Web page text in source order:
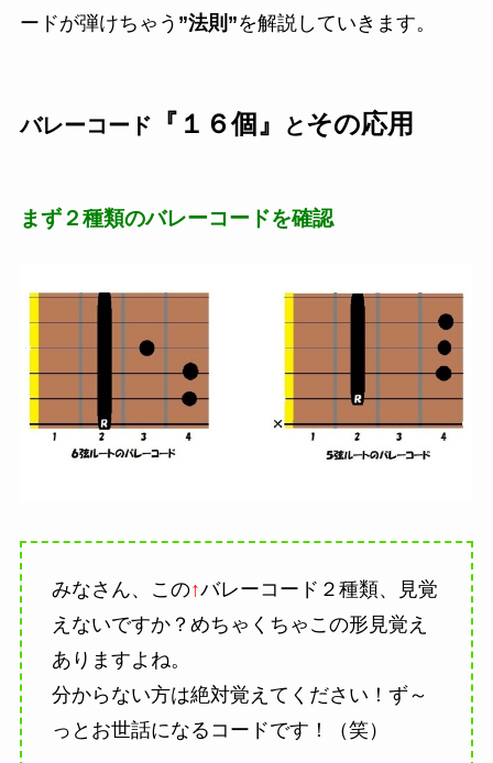
ードが弾けちゃう ”法則”を解説していきます。
バレーコード 『１６個』 とその応用
まず２種類のバレーコードを確認
みなさん、この↑バレーコード２種類、見覚
えないですか？めちゃくちゃこの形見覚え
ありますよね。
分からない方は絶対覚えてください！ず～
っとお世話になるコードです！（笑）